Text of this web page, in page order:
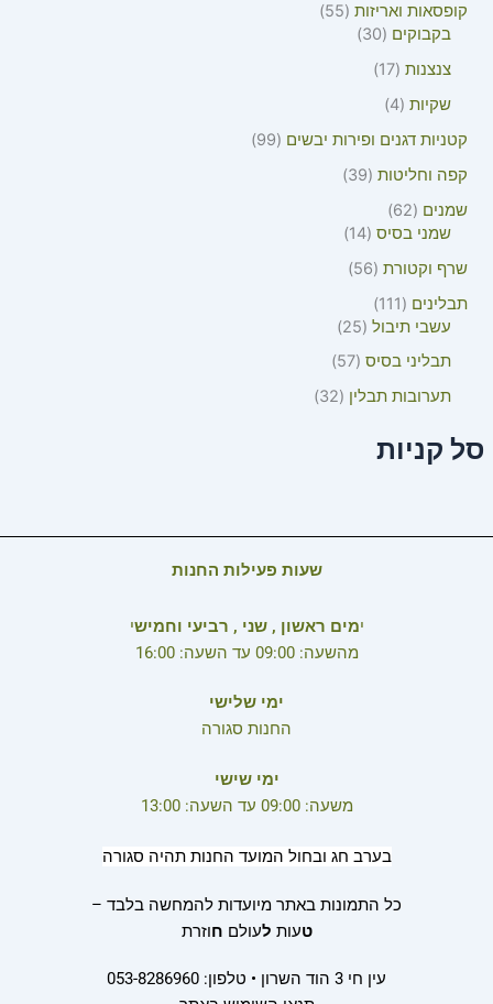
קופסאות ואריזות 55
בקבוקים
30
צנצנות 17
שקיות 4
קטניות דגנים ופירות יבשים
99
קפה וחליטות 39
שמנים
62
שמני בסיס 14
שרף וקטורת 56
תבלינים
111
עשבי תיבול 25
תבליני בסיס 57
תערובות תבלין
32
סל קניות
שעות פעילות החנות
ימים ראשון , שני , רביעי וחמישי
מהשעה: 09:00 עד השעה: 16:00
ימי שלישי
החנות סגורה
ימי שישי
משעה: 09:00 עד השעה: 13:00
בערב חג ובחול המועד החנות תהיה סגורה
כל התמונות באתר מיועדות להמחשה בלבד –
טעות לעולם חוזרת
עין חי 3 הוד השרון • טלפון: 053-8286960